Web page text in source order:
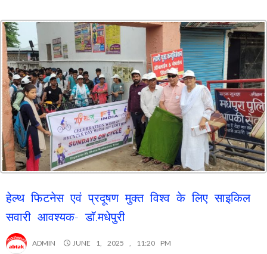
हेल्थ फिटनेस एवं प्रदूषण मुक्त विश्व के लिए साइकिल
सवारी आवश्यक- डॉ.मधेपुरी
ADMIN JUNE 1, 2025 , 11:20 PM